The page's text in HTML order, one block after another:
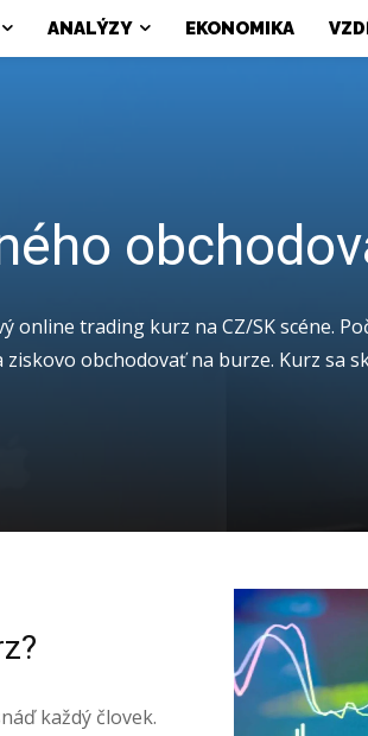
ANALÝZY EKONOMIKA
trading kurz na CZ/SK scéne.
ziskovo obchodovať na burze. Kurz sa
každý človek.